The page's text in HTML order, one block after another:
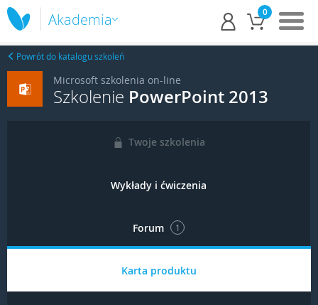
Akademia 0
Powrót do katalogu szkoleń
Microsoft szkolenia on-line
Szkolenie PowerPoint 2013
Twoje szkolenia
Wykłady i ćwiczenia
Forum 1
Karta produktu